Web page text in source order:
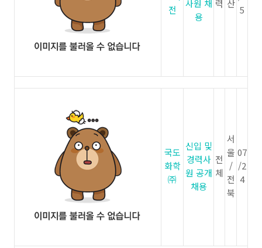
전
사원 채
용
력 산
5
국도
화학
㈜
신입 및
경력사
원 공개
채용
전
체
서
울
/
전
북
07
/2
4